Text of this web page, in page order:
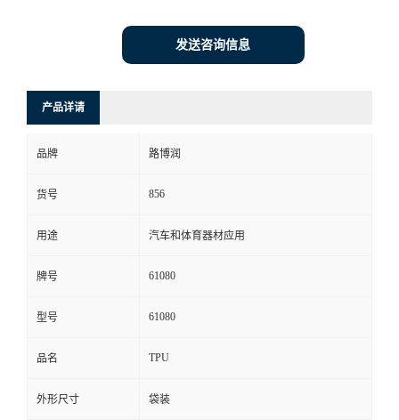
发送咨询信息
产品详请
品牌 路博润
货号 856
用途 汽车和体育器材应用
牌号 61080
型号 61080
品名 TPU
外形尺寸 袋装